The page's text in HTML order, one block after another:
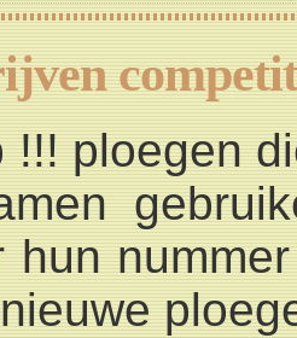
!!! ploegen
hun